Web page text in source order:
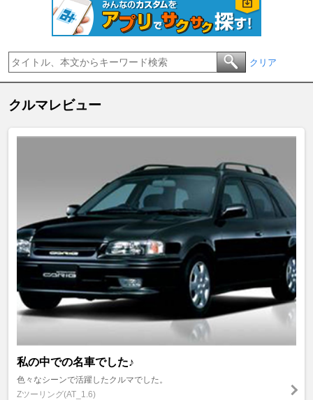
クリア
クルマレビュー
私の中での名車でした♪
色々なシーンで活躍したクルマでした。
Zツーリング(AT_1.6)